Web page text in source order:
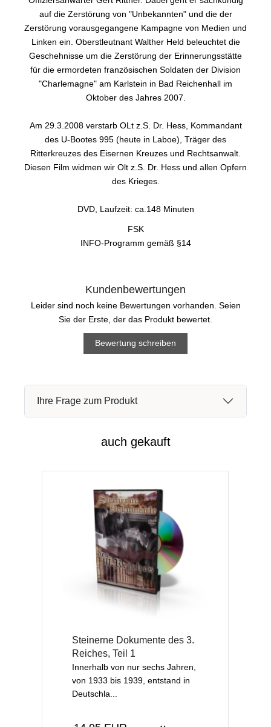
auf die Zerstörung von "Unbekannten" und die der
Zerstörung vorausgegangene Kampagne von Medien und
Linken ein. Oberstleutnant Walther Held beleuchtet die
Geschehnisse um die Zerstörung der Erinnerungsstätte
für die ermordeten französischen Soldaten der Division
"Charlemagne" am Karlstein in Bad Reichenhall im
Oktober des Jahres 2007.
Am 29.3.2008 verstarb OLt z.S. Dr. Hess, Kommandant
des U-Bootes 995 (heute in Laboe), Träger des
Ritterkreuzes des Eisernen Kreuzes und Rechtsanwalt.
Diesen Film widmen wir Olt z.S. Dr. Hess und allen Opfern
des Krieges.
DVD, Laufzeit: ca.148 Minuten
FSK
INFO-Programm gemäß §14
Kundenbewertungen
Leider sind noch keine Bewertungen vorhanden. Seien
Sie der Erste, der das Produkt bewertet.
Bewertung schreiben
Ihre Frage zum Produkt
auch gekauft
Steinerne Dokumente des 3.
Reiches, Teil 1
Innerhalb von nur sechs Jahren,
von 1933 bis 1939, entstand in
Deutschla...